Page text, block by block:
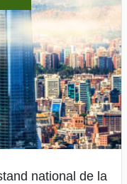
national de la